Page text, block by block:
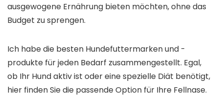
ausgewogene Ernährung bieten möchten, ohne das
Budget zu sprengen.
Ich habe die besten Hundefuttermarken und -
produkte für jeden Bedarf zusammengestellt. Egal,
ob Ihr Hund aktiv ist oder eine spezielle Diät benötigt,
hier finden Sie die passende Option für Ihre Fellnase.